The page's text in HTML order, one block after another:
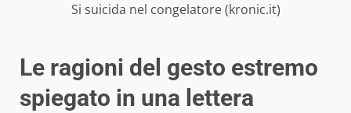
Si suicida nel congelatore (kronic.it)
Le ragioni del gesto estremo
spiegato in una lettera